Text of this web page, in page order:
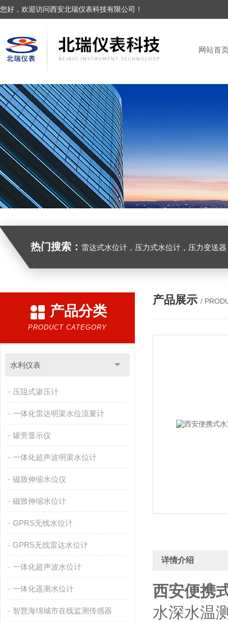
您好，欢迎访问西安北瑞仪表科技有限公司！
网站首
热门搜索： 雷达式水位计，压力式水位计，压力变送器
产品分类
PRODUCT CATEGORY
水利仪表
压阻式渗压计
一体化雷达明渠水位流量计
罐旁显示仪
一体化超声波明渠水位计
磁致伸缩水位仪
磁致伸缩水位计
GPRS无线水位计
GPRS无线雷达水位计
一体化超声波水位计
一体化遥测水位计
智慧海绵城市在线监测传感器
产品展示 /
详情介绍
西安便携
水深水温